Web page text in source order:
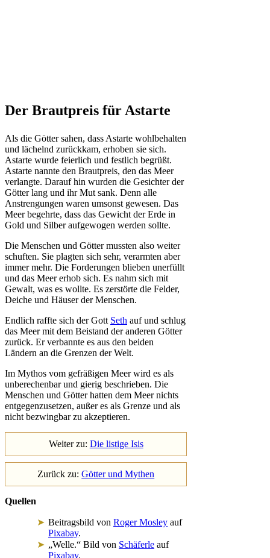
Der Brautpreis für Astarte
Als die Götter sahen, dass Astarte wohlbehalten
und lächelnd zurückkam, erhoben sie sich.
Astarte wurde feierlich und festlich begrüßt.
Astarte nannte den Brautpreis, den das Meer
verlangte. Darauf hin wurden die Gesichter der
Götter lang und ihr Mut sank. Denn alle
Anstrengungen waren umsonst gewesen. Das
Meer begehrte, dass das Gewicht der Erde in
Gold und Silber aufgewogen werden sollte.
Die Menschen und Götter mussten also weiter
schuften. Sie plagten sich sehr, verarmten aber
immer mehr. Die Forderungen blieben unerfüllt
und das Meer erhob sich. Es nahm sich mit
Gewalt, was es wollte. Es zerstörte die Felder,
Deiche und Häuser der Menschen.
Endlich raffte sich der Gott Seth auf und schlug
das Meer mit dem Beistand der anderen Götter
zurück. Er verbannte es aus den beiden
Ländern an die Grenzen der Welt.
Im Mythos vom gefräßigen Meer wird es als
unberechenbar und gierig beschrieben. Die
Menschen und Götter hatten dem Meer nichts
entgegenzusetzen, außer es als Grenze und als
nicht bezwingbar zu akzeptieren.
Weiter zu: Die listige Isis
Zurück zu:Götter und Mythen
Quellen
Beitragsbild von Roger Mosley auf
Pixabay.
„Welle.“ Bild von Schäferle auf
Pixabay.